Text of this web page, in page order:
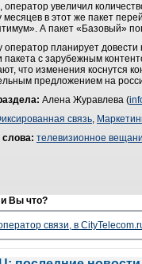
оператор увеличил
месяцев в этот же пакет
А пакет «Базовый»
оператор планирует
пакета с зарубежным
что изменения коснутся
предложением на
Алена Журавлева (
связь,
телевизионное
Вы что?
связи, в